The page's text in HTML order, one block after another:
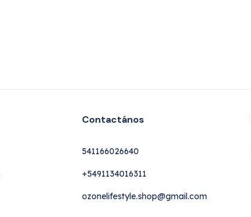
Contactános
541166026640
+5491134016311
ozonelifestyle.shop@gmail.com